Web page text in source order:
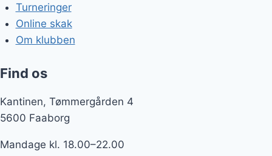
Turneringer
Online skak
Om klubben
Find os
Kantinen, Tømmergården 4
5600 Faaborg
Mandage kl. 18.00–22.00